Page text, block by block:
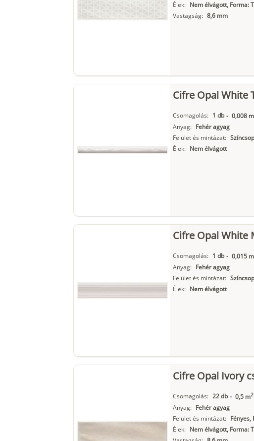
Élek: Nem élvágott, Forma:
Vastagság: 8,6 mm
Cifre Opal White
Csomagolás: 1 db - 0,008 m
Anyag: Fehér agyag
Felület és mintázat:
Élek: Nem élvágott
Cifre Opal White
Csomagolás: 1 db - 0,015 m
Anyag: Fehér agyag
Felület és mintázat:
Élek: Nem élvágott
Cifre Opal Ivory
Csomagolás: 22 db - 0,5 m2
Anyag: Fehér agyag
Felület és mintázat: Fényes,
Élek: Nem élvágott, Forma: